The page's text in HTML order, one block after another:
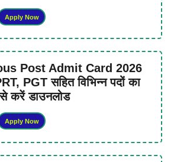
Apply Now
Post Admit Card 2026
PGT सहित विभिन्न पदों का
करें डाउनलोड
Apply Now